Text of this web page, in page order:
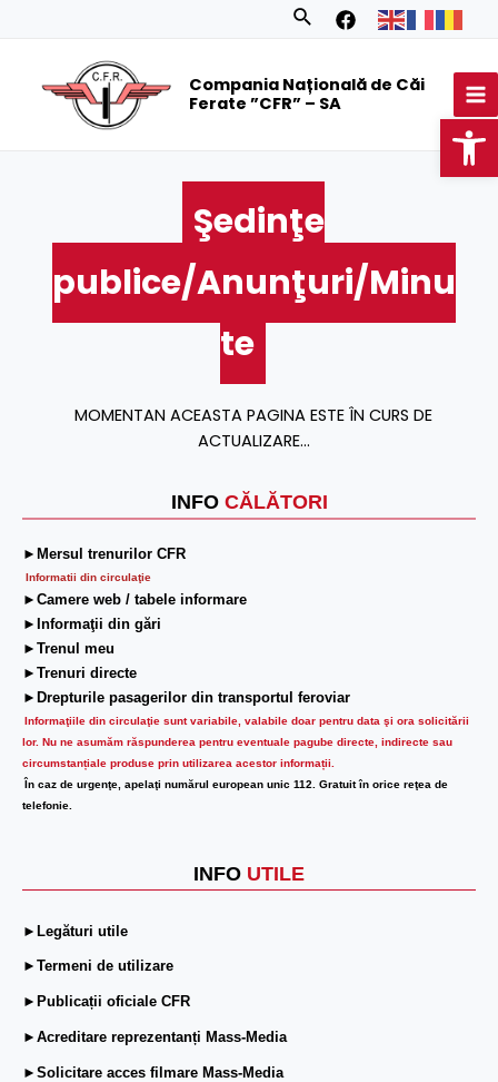
Search
Compania Națională de Căi
Ferate ”CFR” – SA
INFO CĂLĂTORI
►Mersul trenurilor CFR
Informatii din circulaţie
►Camere web / tabele informare
►Informaţii din gări
►Trenul meu
►Trenuri directe
►Drepturile pasagerilor din transportul feroviar
Informaţiile din circulaţie sunt variabile, valabile doar pentru data şi ora solicitării
lor. Nu ne asumăm răspunderea pentru eventuale pagube directe, indirecte sau
circumstanțiale produse prin utilizarea acestor informații.
În caz de urgenţe, apelaţi numărul european unic 112. Gratuit în orice reţea de
telefonie.
INFO UTILE
►Legături utile
►Termeni de utilizare
►Publicații oficiale CFR
►Acreditare reprezentanți Mass-Media
►Solicitare acces filmare Mass-Media
Şedinţe
publice/Anunţuri/Minu
te
MOMENTAN ACEASTA PAGINA ESTE ÎN CURS DE
ACTUALIZARE...